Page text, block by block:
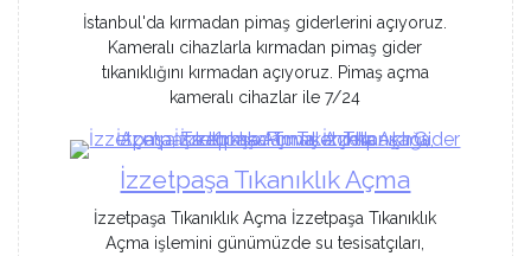
İstanbul'da kırmadan pimaş giderlerini açıyoruz.
Kameralı cihazlarla kırmadan pimaş gider
tıkanıklığını kırmadan açıyoruz. Pimaş açma
kameralı cihazlar ile 7/24
İzzetpaşa Tıkanıklık Açma
İzzetpaşa Tıkanıklık Açma İzzetpaşa Tıkanıklık
Açma işlemini günümüzde su tesisatçıları,